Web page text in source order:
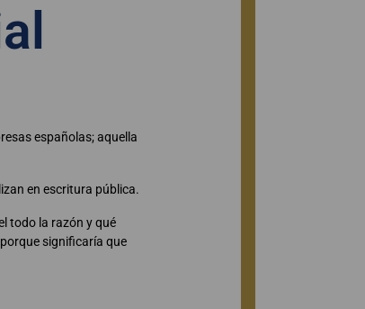
españolas; aquella
en escritura pública.
todo la razón y qué
significaría que